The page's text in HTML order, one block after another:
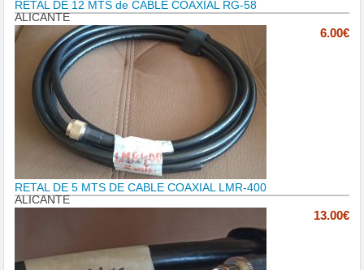
RETAL DE 12 MTS de CABLE COAXIAL RG-58
ALICANTE
6.00€
RETAL DE 5 MTS DE CABLE COAXIAL LMR-400
ALICANTE
13.00€